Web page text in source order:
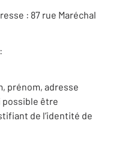
: 87 rue Maréchal
prénom, adresse
possible être
de l’identité de